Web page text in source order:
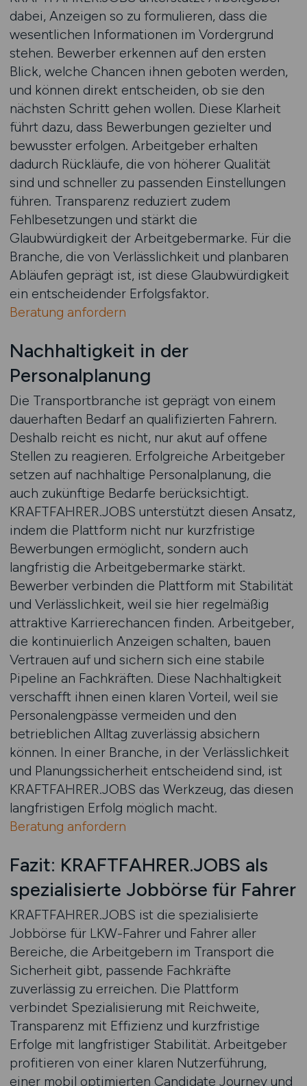
dabei, Anzeigen so zu formulieren, dass die
wesentlichen Informationen im Vordergrund
stehen. Bewerber erkennen auf den ersten
Blick, welche Chancen ihnen geboten werden,
und können direkt entscheiden, ob sie den
nächsten Schritt gehen wollen. Diese Klarheit
führt dazu, dass Bewerbungen gezielter und
bewusster erfolgen. Arbeitgeber erhalten
dadurch Rückläufe, die von höherer Qualität
sind und schneller zu passenden Einstellungen
führen. Transparenz reduziert zudem
Fehlbesetzungen und stärkt die
Glaubwürdigkeit der Arbeitgebermarke. Für die
Branche, die von Verlässlichkeit und planbaren
Abläufen geprägt ist, ist diese Glaubwürdigkeit
ein entscheidender Erfolgsfaktor.
Beratung anfordern
Nachhaltigkeit in der
Personalplanung
Die Transportbranche ist geprägt von einem
dauerhaften Bedarf an qualifizierten Fahrern.
Deshalb reicht es nicht, nur akut auf offene
Stellen zu reagieren. Erfolgreiche Arbeitgeber
setzen auf nachhaltige Personalplanung, die
auch zukünftige Bedarfe berücksichtigt.
KRAFTFAHRER.JOBS unterstützt diesen Ansatz,
indem die Plattform nicht nur kurzfristige
Bewerbungen ermöglicht, sondern auch
langfristig die Arbeitgebermarke stärkt.
Bewerber verbinden die Plattform mit Stabilität
und Verlässlichkeit, weil sie hier regelmäßig
attraktive Karrierechancen finden. Arbeitgeber,
die kontinuierlich Anzeigen schalten, bauen
Vertrauen auf und sichern sich eine stabile
Pipeline an Fachkräften. Diese Nachhaltigkeit
verschafft ihnen einen klaren Vorteil, weil sie
Personalengpässe vermeiden und den
betrieblichen Alltag zuverlässig absichern
können. In einer Branche, in der Verlässlichkeit
und Planungssicherheit entscheidend sind, ist
KRAFTFAHRER.JOBS das Werkzeug, das diesen
langfristigen Erfolg möglich macht.
Beratung anfordern
Fazit: KRAFTFAHRER.JOBS als
spezialisierte Jobbörse für Fahrer
KRAFTFAHRER.JOBS ist die spezialisierte
Jobbörse für LKW-Fahrer und Fahrer aller
Bereiche, die Arbeitgebern im Transport die
Sicherheit gibt, passende Fachkräfte
zuverlässig zu erreichen. Die Plattform
verbindet Spezialisierung mit Reichweite,
Transparenz mit Effizienz und kurzfristige
Erfolge mit langfristiger Stabilität. Arbeitgeber
profitieren von einer klaren Nutzerführung,
einer mobil optimierten Candidate Journey und